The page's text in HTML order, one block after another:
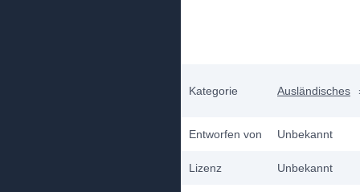
Kategorie Ausländisches
Entworfen von Unbekannt
Lizenz Unbekannt